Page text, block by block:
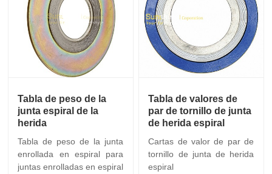
Tabla de peso de la
junta espiral de la
herida
Tabla de peso de la junta
enrollada en espiral para
juntas enrolladas en espiral
Tabla de valores de
par de tornillo de junta
de herida espiral
Cartas de valor de par de
tornillo de junta de herida
espiral